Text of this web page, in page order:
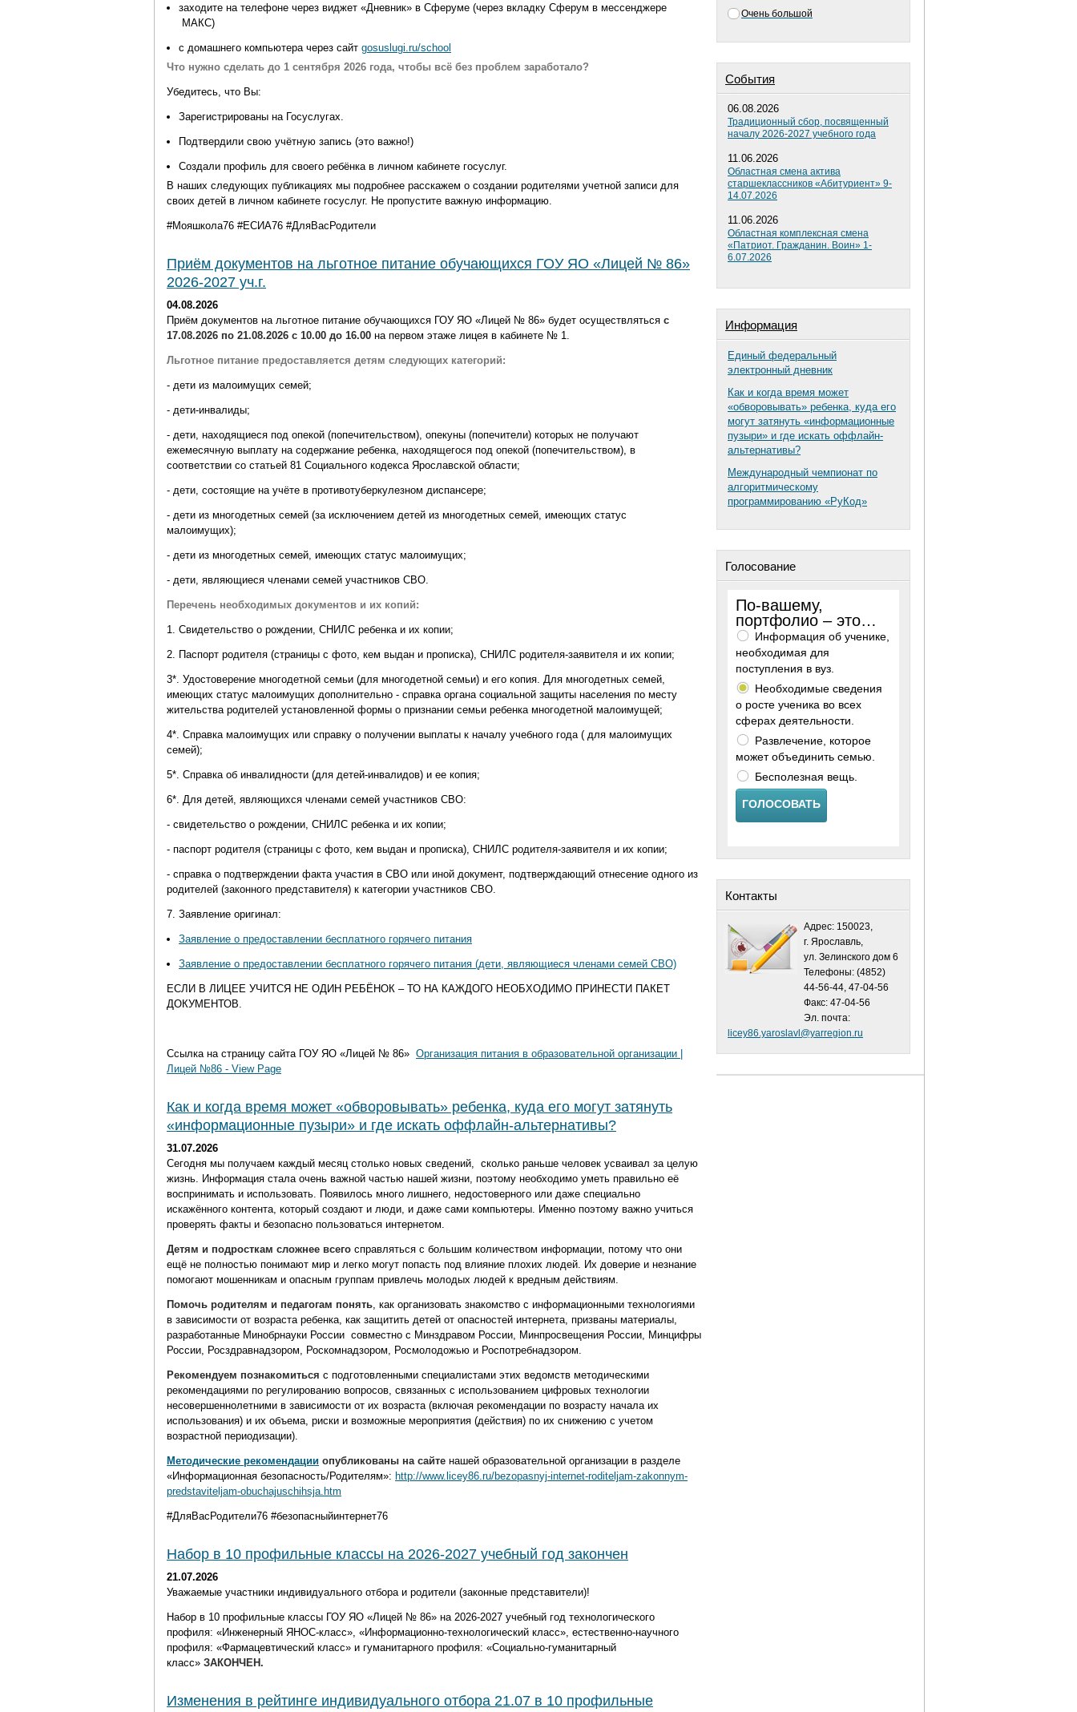
заходите на телефоне через виджет «Дневник» в Сферуме (через вкладку Сферум в мессенджере
MAКС)
с домашнего компьютера через сайт gosuslugi.ru/school
Что нужно сделать до 1 сентября 2026 года, чтобы всё без проблем заработало?
Убедитесь, что Вы:
Зарегистрированы на Госуслугах.
Подтвердили свою учётную запись (это важно!)
Создали профиль для своего ребёнка в личном кабинете госуслуг.
В наших следующих публикациях мы подробнее расскажем о создании родителями учетной записи для
своих детей в личном кабинете госуслуг. Не пропустите важную информацию.
#Мояшкола76 #ЕСИА76 #ДляВасРодители
Приём документов на льготное питание обучающихся ГОУ ЯО «Лицей № 86»
2026-2027 уч.г.
04.08.2026
Приём документов на льготное питание обучающихся ГОУ ЯО «Лицей № 86» будет осуществляться с
17.08.2026 по 21.08.2026 с 10.00 до 16.00 на первом этаже лицея в кабинете № 1.
Льготное питание предоставляется детям следующих категорий:
- дети из малоимущих семей;
- дети-инвалиды;
- дети, находящиеся под опекой (попечительством), опекуны (попечители) которых не получают
ежемесячную выплату на содержание ребенка, находящегося под опекой (попечительством), в
соответствии со статьей 81 Социального кодекса Ярославской области;
- дети, состоящие на учёте в противотуберкулезном диспансере;
- дети из многодетных семей (за исключением детей из многодетных семей, имеющих статус
малоимущих);
- дети из многодетных семей, имеющих статус малоимущих;
- дети, являющиеся членами семей участников СВО.
Перечень необходимых документов и их копий:
1. Свидетельство о рождении, СНИЛС ребенка и их копии;
2. Паспорт родителя (страницы с фото, кем выдан и прописка), СНИЛС родителя-заявителя и их копии;
3*. Удостоверение многодетной семьи (для многодетной семьи) и его копия. Для многодетных семей,
имеющих статус малоимущих дополнительно - справка органа социальной защиты населения по месту
жительства родителей установленной формы о признании семьи ребенка многодетной малоимущей;
4*. Справка малоимущих или справку о получении выплаты к началу учебного года ( для малоимущих
семей);
5*. Справка об инвалидности (для детей-инвалидов) и ее копия;
6*. Для детей, являющихся членами семей участников СВО:
- свидетельство о рождении, СНИЛС ребенка и их копии;
- паспорт родителя (страницы с фото, кем выдан и прописка), СНИЛС родителя-заявителя и их копии;
- справка о подтверждении факта участия в СВО или иной документ, подтверждающий отнесение одного из
родителей (законного представителя) к категории участников СВО.
7. Заявление оригинал:
Заявление о предоставлении бесплатного горячего питания
Заявление о предоставлении бесплатного горячего питания (дети, являющиеся членами семей СВО)
ЕСЛИ В ЛИЦЕЕ УЧИТСЯ НЕ ОДИН РЕБЁНОК – ТО НА КАЖДОГО НЕОБХОДИМО ПРИНЕСТИ ПАКЕТ
ДОКУМЕНТОВ.
Ссылка на страницу сайта ГОУ ЯО «Лицей № 86» Организация питания в образовательной организации |
Лицей №86 - View Page
Как и когда время может «обворовывать» ребенка, куда его могут затянуть
«информационные пузыри» и где искать оффлайн-альтернативы?
31.07.2026
Сегодня мы получаем каждый месяц столько новых сведений,
сколько раньше человек усваивал за целую
жизнь. Информация стала очень важной частью нашей жизни, поэтому необходимо уметь правильно её
воспринимать и использовать. Появилось много лишнего, недостоверного или даже специально
искажённого контента, который создают и люди, и даже сами компьютеры. Именно поэтому важно учиться
проверять факты и безопасно пользоваться интернетом.
Детям и подросткам сложнее всего справляться с большим количеством информации, потому что они
ещё не полностью понимают мир и легко могут попасть под влияние плохих людей. Их доверие и незнание
помогают мошенникам и опасным группам привлечь молодых людей к вредным действиям.
Помочь родителям и педагогам понять , как организовать знакомство с информационными технологиями
в зависимости от возраста ребенка, как защитить детей от опасностей интернета, призваны материалы,
разработанные Минобрнауки России совместно с Минздравом России, Минпросвещения России, Минцифры
России, Росздравнадзором, Роскомнадзором, Росмолодожью и Роспотребнадзором.
Рекомендуем познакомиться с подготовленными специалистами этих ведомств методическими
рекомендациями по регулированию вопросов, связанных с использованием цифровых технологии
несовершеннолетними в зависимости от их возраста (включая рекомендации по возрасту начала их
использования) и их объема, риски и возможные мероприятия (действия) по их снижению с учетом
возрастной периодизации).
Методические рекомендации опубликованы на сайте нашей образовательной организации в разделе
«Информационная безопасность/Родителям»: http://www.licey86.ru/bezopasnyj-internet-roditeljam-zakonnym-
predstaviteljam-obuchajuschihsja.htm
#ДляВасРодители76 #безопасныйинтернет76
Набор в 10 профильные классы на 2026-2027 учебный год закончен
21.07.2026
Уважаемые участники индивидуального отбора и родители (законные представители)!
Набор в 10 профильные классы ГОУ ЯО «Лицей № 86» на 2026-2027 учебный год технологического
профиля: «Инженерный ЯНОС-класс», «Информационно-технологический класс» , естественно-научного
профиля: «Фармацевтический класс» и гуманитарного профиля: «Социально-гуманитарный
класс» ЗАКОНЧЕН.
Изменения в рейтинге индивидуального отбора 21.07 в 10 профильные
Очень большой
Cобытия
06.08.2026
Традиционный сбор, посвященный
началу 2026-2027 учебного года
11.06.2026
Областная смена актива
старшеклассников «Абитуриент» 9-
14.07.2026
11.06.2026
Областная комплексная смена
«Патриот. Гражданин. Воин» 1-
6.07.2026
Информация
Единый федеральный
электронный дневник
Как и когда время может
«обворовывать» ребенка, куда его
могут затянуть «информационные
пузыри» и где искать оффлайн-
альтернативы?
Международный чемпионат по
алгоритмическому
программированию «РуКод»
Голосование
По-вашему,
портфолио – это…
Информация об ученике,
необходимая для
поступления в вуз.
Необходимые сведения
о росте ученика во всех
сферах деятельности.
Развлечение, которое
может объединить семью.
Бесполезная вещь.
ГОЛОСОВАТЬ
Контакты
Адрес: 150023,
г. Ярославль,
ул. Зелинского дом 6
Телефоны: (4852)
44-56-44, 47-04-56
Факс: 47-04-56
Эл. почта:
licey86.yaroslavl@yarregion.ru